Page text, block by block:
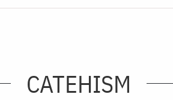
CATEHISM